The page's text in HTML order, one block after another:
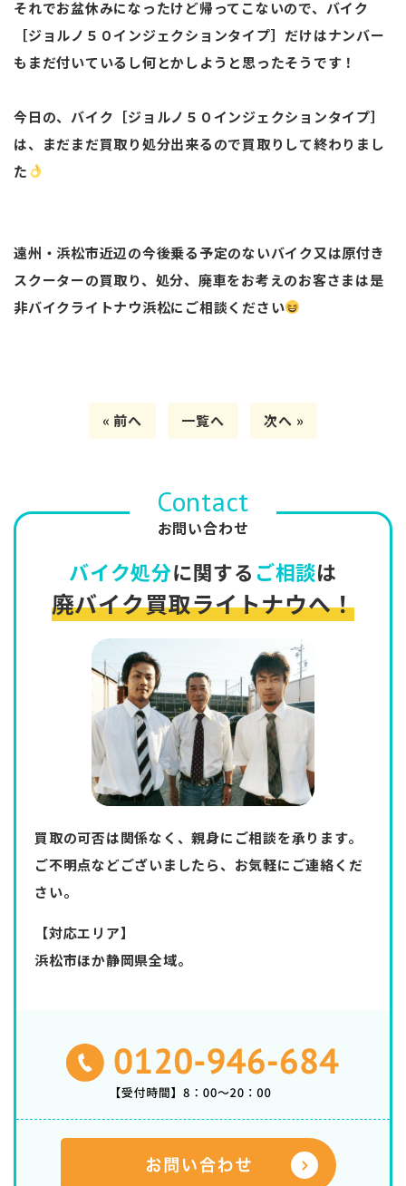
それでお盆休みになったけど帰ってこないので、バイク
［ジョルノ５０インジェクションタイプ］だけはナンバー
もまだ付いているし何とかしようと思ったそうです！
今日の、バイク［ジョルノ５０インジェクションタイプ］
は、まだまだ買取り処分出来るので買取りして終わりまし
た
遠州・浜松市近辺の今後乗る予定のないバイク又は原付き
スクーターの買取り、処分、廃車をお考えのお客さまは是
非バイクライトナウ浜松にご相談ください
« 前へ 一覧へ 次へ »
Contact
お問い合わせ
バイク処分に関する ご相談は
廃バイク買取ライトナウへ！
買取の可否は関係なく、親身にご相談を承ります。
ご不明点などございましたら、お気軽にご連絡くだ
さい。
【対応エリア】
浜松市ほか静岡県全域。